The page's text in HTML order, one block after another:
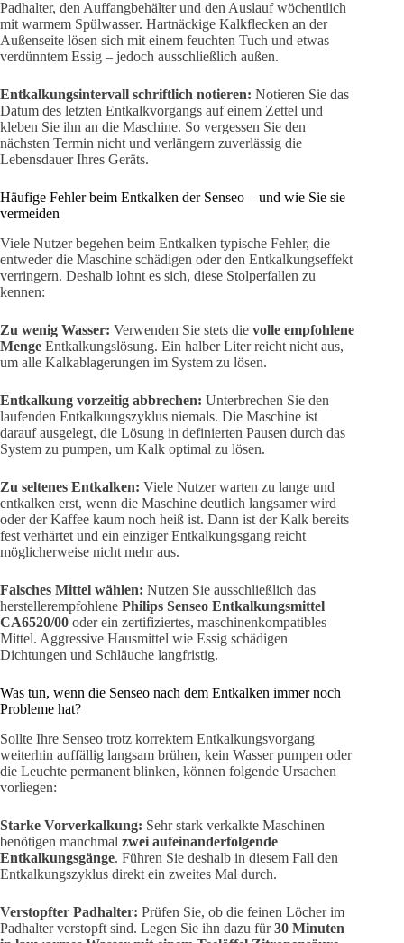
Padhalter, den Auffangbehälter und den Auslauf wöchentlich
mit warmem Spülwasser. Hartnäckige Kalkflecken an der
Außenseite lösen sich mit einem feuchten Tuch und etwas
verdünntem Essig – jedoch ausschließlich außen.
Entkalkungsintervall schriftlich notieren: Notieren Sie das
Datum des letzten Entkalkvorgangs auf einem Zettel und
kleben Sie ihn an die Maschine. So vergessen Sie den
nächsten Termin nicht und verlängern zuverlässig die
Lebensdauer Ihres Geräts.
Häufige Fehler beim Entkalken der Senseo – und wie Sie sie
vermeiden
Viele Nutzer begehen beim Entkalken typische Fehler, die
entweder die Maschine schädigen oder den Entkalkungseffekt
verringern. Deshalb lohnt es sich, diese Stolperfallen zu
kennen:
Zu wenig Wasser: Verwenden Sie stets die volle empfohlene
Menge Entkalkungslösung. Ein halber Liter reicht nicht aus,
um alle Kalkablagerungen im System zu lösen.
Entkalkung vorzeitig abbrechen: Unterbrechen Sie den
laufenden Entkalkungszyklus niemals. Die Maschine ist
darauf ausgelegt, die Lösung in definierten Pausen durch das
System zu pumpen, um Kalk optimal zu lösen.
Zu seltenes Entkalken: Viele Nutzer warten zu lange und
entkalken erst, wenn die Maschine deutlich langsamer wird
oder der Kaffee kaum noch heiß ist. Dann ist der Kalk bereits
fest verhärtet und ein einziger Entkalkungsgang reicht
möglicherweise nicht mehr aus.
Falsches Mittel wählen: Nutzen Sie ausschließlich das
herstellerempfohlene Philips Senseo Entkalkungsmittel
CA6520/00 oder ein zertifiziertes, maschinenkompatibles
Mittel. Aggressive Hausmittel wie Essig schädigen
Dichtungen und Schläuche langfristig.
Was tun, wenn die Senseo nach dem Entkalken immer noch
Probleme hat?
Sollte Ihre Senseo trotz korrektem Entkalkungsvorgang
weiterhin auffällig langsam brühen, kein Wasser pumpen oder
die Leuchte permanent blinken, können folgende Ursachen
vorliegen:
Starke Vorverkalkung: Sehr stark verkalkte Maschinen
benötigen manchmal zwei aufeinanderfolgende
Entkalkungsgänge. Führen Sie deshalb in diesem Fall den
Entkalkungszyklus direkt ein zweites Mal durch.
Verstopfter Padhalter: Prüfen Sie, ob die feinen Löcher im
Padhalter verstopft sind. Legen Sie ihn dazu für30 Minuten